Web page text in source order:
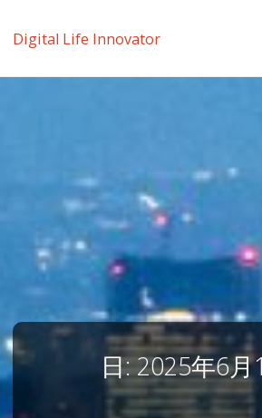
Digital Life Innovator
日: 2025年6月